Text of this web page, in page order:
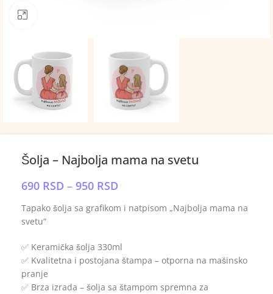
Šolja – Najbolja mama na svetu
690 RSD – 950 RSD
Tapako šolja sa grafikom i natpisom „Najbolja mama na
svetu“
✅ Keramička šolja 330ml
✅ Kvalitetna i postojana štampa – otporna na mašinsko
pranje
✅ Brza izrada – šolja sa štampom spremna za